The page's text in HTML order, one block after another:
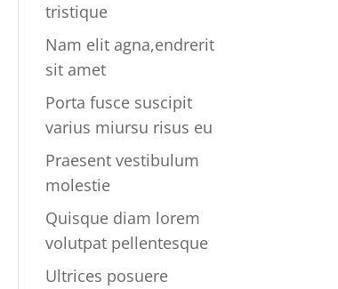
tristique
Nam elit agna,endrerit
sit amet
Porta fusce suscipit
varius miursu risus eu
Praesent vestibulum
molestie
Quisque diam lorem
volutpat pellentesque
Ultrices posuere